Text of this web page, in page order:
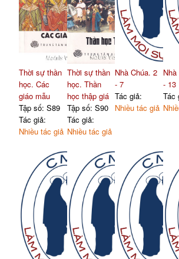
Thời sự thần
học. Các
giáo mẫu
Tập số: S89
Tác giả:
Nhiều tác giả
Thời sự thần
học. Thần
học thập giá
Tập số: S90
Tác giả:
Nhiều tác giả
Nhà Chúa. 2
- 7
Tác giả:
Nhiều tác giả
- 13
Tác